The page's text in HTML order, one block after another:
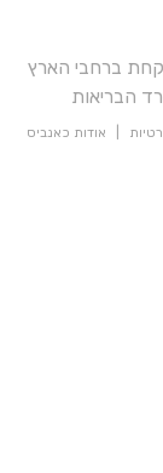
ברחבי הארץ
הבריאות
אודות כאנביס